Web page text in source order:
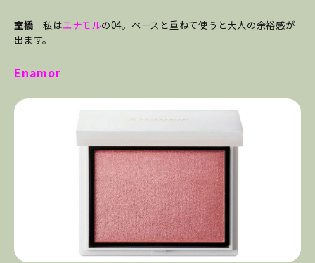
室橋 私はエナモルの04。ベースと重ねて使うと大人の余裕感が
出ます。
Enamor